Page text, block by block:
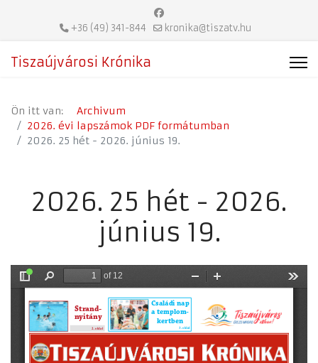
+36 (49) 341-844 kronika@tiszatv.hu
Tiszaújvárosi Krónika
Ön itt van:
Archivum
2026. évi lapszámok PDF formátumban
2026. 25 hét - 2026. június 19.
2026. 25 hét - 2026.
június 19.